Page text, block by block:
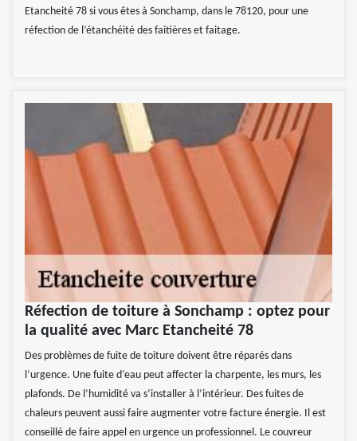
Etancheité 78 si vous êtes à Sonchamp, dans le 78120, pour une
réfection de l’étanchéité des faitières et faitage.
Réfection de toiture à Sonchamp : optez pour
la qualité avec Marc Etancheité 78
Des problèmes de fuite de toiture doivent être réparés dans
l’urgence. Une fuite d’eau peut affecter la charpente, les murs, les
plafonds. De l’humidité va s’installer à l’intérieur. Des fuites de
chaleurs peuvent aussi faire augmenter votre facture énergie. Il est
conseillé de faire appel en urgence un professionnel. Le couvreur